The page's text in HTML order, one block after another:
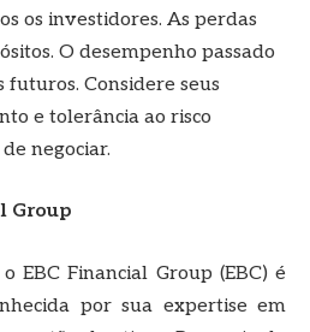
os investidores. As perdas
O desempenho passado
Considere seus
e tolerância ao risco
negociar.
Group
EBC Financial Group (EBC) é
por sua expertise em